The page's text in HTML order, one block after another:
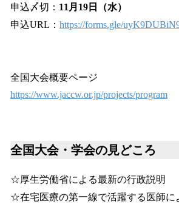
申込〆切： 11月19日（水）
申込URL： https://forms.gle/
全国大会概要ページ
https://www.jaccw.or.jp/projects/program
全国大会・学会の見どころ
☆厚生労働省による最新の行政説明
☆在宅医療の第一線で活躍する医師に